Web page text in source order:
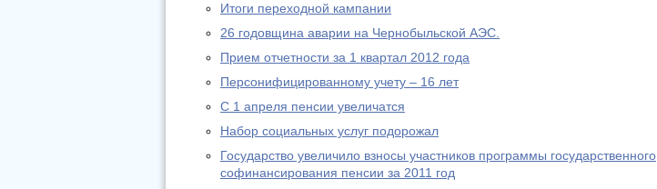
Итоги переходной кампании
26 годовщина аварии на Чернобыльской АЭС.
Прием отчетности за 1 квартал 2012 года
Персонифицированному учету – 16 лет
С 1 апреля пенсии увеличатся
Набор социальных услуг подорожал
Государство увеличило взносы участников программы государственного
софинансирования пенсии за 2011 год